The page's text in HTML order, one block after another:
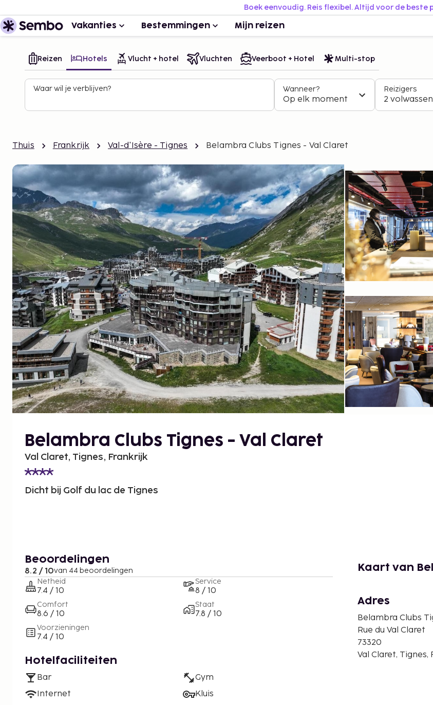
Boek eenvoudig. Reis flexibel. Altijd voor de beste
Vakanties Bestemmingen Mijn reizen
Reizen Hotels Vlucht + hotel Vluchten Veerboot + Hotel Multi-stop
Waar wil je verblijven? Wanneer?
Op elk moment
Reizigers
2
Thuis Frankrijk Val-d'Isère - Tignes Belambra Clubs Tignes - Val Claret
Belambra Clubs Tignes - Val Claret
Val Claret, Tignes, Frankrijk
Dicht bij Golf du lac de Tignes
Beoordelingen
8.2 / 10van 44 beoordelingen
Netheid
7.4 / 10
Comfort
8.6 / 10
Voorzieningen
7.4 / 10
Service
8 / 10
Staat
7.8 / 10
Hotelfaciliteiten
Bar
Internet
Gym
Kluis
Kaart van
Adres
Belambra Clubs
Rue du Val Claret
73320
Val Claret, Tignes,